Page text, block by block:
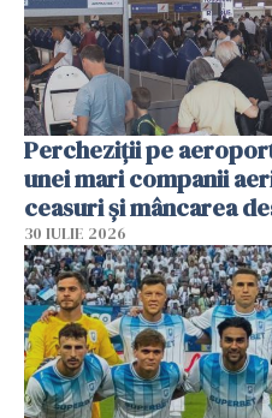
Percheziții pe
unei mari companii
ceasuri și mâncarea
30 IULIE 2026